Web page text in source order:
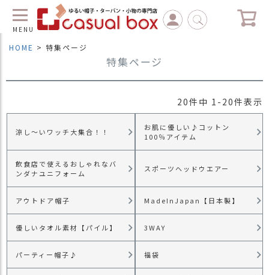
MENU
規
員
録
HOME 特集ページ
特集ページ
20件中 1 - 20件表示
涼し～いワッチ大集合！！
お肌に優しい♪コットン
100％アイテム
飲食店で使えるおしゃれなバ
ンダナユニフォーム
スポーツヘッドウエアー
アウトドア帽子 MadeInJapan【日本製】
優しいタオル素材【パイル】 3WAY
パーティー帽子♪ 福袋